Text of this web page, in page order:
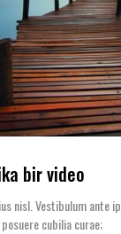
bir video
nisl. Vestibulum ante
cubilia curae;